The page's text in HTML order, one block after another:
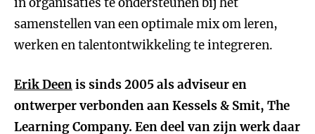
samenstellen van een optimale mix om leren,
werken en talentontwikkeling te integreren.
Erik Deenis sinds 2005 als adviseur en
ontwerper verbonden aan Kessels & Smit, The
Learning Company. Een deel van zijn werk daar